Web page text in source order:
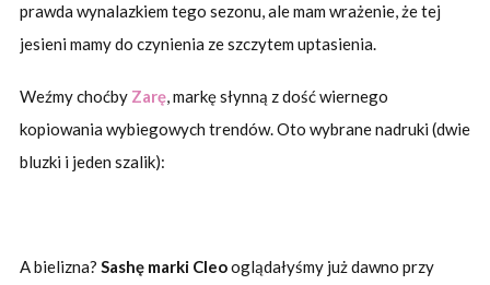
prawda wynalazkiem tego sezonu, ale mam wrażenie, że tej
jesieni mamy do czynienia ze szczytem uptasienia.
Weźmy choćby Zarę, markę słynną z dość wiernego
kopiowania wybiegowych trendów. Oto wybrane nadruki (dwie
bluzki i jeden szalik):
A bielizna? Sashę marki Cleooglądałyśmy już dawno przy